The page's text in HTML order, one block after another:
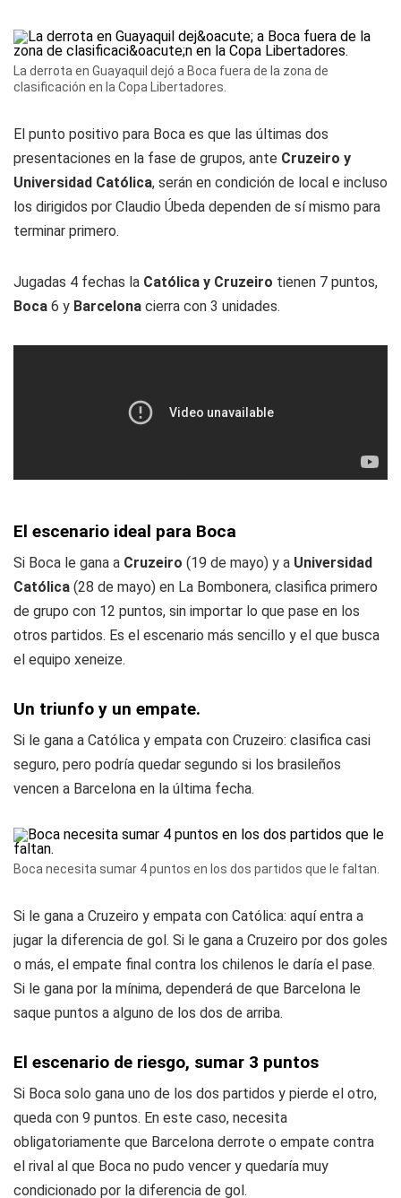
La derrota en Guayaquil dejó a Boca fuera de la zona de
clasificación en la Copa Libertadores.
El punto positivo para Boca es que las últimas dos
presentaciones en la fase de grupos, ante Cruzeiro y
Universidad Católica, serán en condición de local e incluso
los dirigidos por Claudio Úbeda dependen de sí mismo para
terminar primero.
Jugadas 4 fechas la Católica y Cruzeiro tienen 7 puntos,
Boca 6 y Barcelona cierra con 3 unidades.
El escenario ideal para Boca
Si Boca le gana a Cruzeiro (19 de mayo) y a Universidad
Católica (28 de mayo) en La Bombonera, clasifica primero
de grupo con 12 puntos, sin importar lo que pase en los
otros partidos. Es el escenario más sencillo y el que busca
el equipo xeneize.
Un triunfo y un empate.
Si le gana a Católica y empata con Cruzeiro: clasifica casi
seguro, pero podría quedar segundo si los brasileños
vencen a Barcelona en la última fecha.
Boca necesita sumar 4 puntos en los dos partidos que le faltan.
Si le gana a Cruzeiro y empata con Católica: aquí entra a
jugar la diferencia de gol. Si le gana a Cruzeiro por dos goles
o más, el empate final contra los chilenos le daría el pase.
Si le gana por la mínima, dependerá de que Barcelona le
saque puntos a alguno de los dos de arriba.
El escenario de riesgo, sumar 3 puntos
Si Boca solo gana uno de los dos partidos y pierde el otro,
queda con 9 puntos. En este caso, necesita
obligatoriamente que Barcelona derrote o empate contra
el rival al que Boca no pudo vencer y quedaría muy
condicionado por la diferencia de gol.